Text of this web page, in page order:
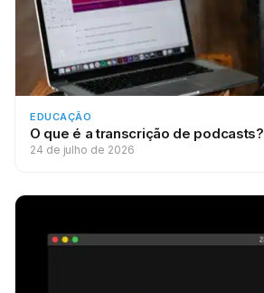
EDUCAÇÃO
O que é a transcrição de podcasts?
24 de julho de 2026